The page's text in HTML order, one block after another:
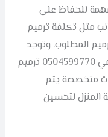
للحفاظ على
مثل تكلفة ترميم
المطلوب. وتوجد
شركات عديدة، مثل أفضل شركة العجمي 0504599770 ترميم
متخصصة يتم
المنزل لتحسين